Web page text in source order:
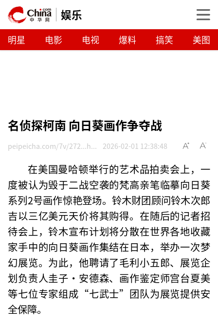
娱乐
明星 电影 电视 爆料 搞笑 美图
名侦探柯南 向日葵画作争夺战
peipeicha.com/7v/272...h... 2026-02-01 12:38:48
在美国曼哈顿举行的艺术品拍卖会上，一
度被认为毁于二战空袭的梵高亲笔临摹向日葵
系列2号画作惊艳登场。铃木财团顾问铃木次郎
吉以三亿美元天价将其购得。在随后的记者招
待会上，铃木宣布计划将分散在世界各地收藏
家手中的向日葵画作集结在日本，举办一次梦
幻展览。为此，他聘请了毛利小五郎、展览企
划负责人圭子·安德森、画作鉴定师宫台夏美
等七位专家组成“七武士”团队为展览提供安
全保障。